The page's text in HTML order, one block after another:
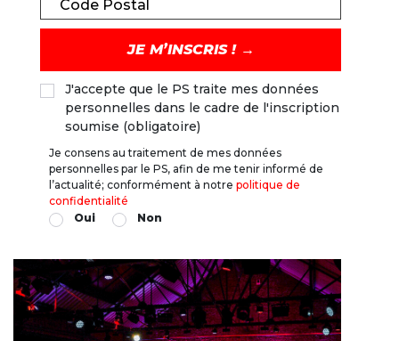
Code Postal
J'accepte que le PS traite mes données
personnelles dans le cadre de l'inscription
soumise (obligatoire)
Je consens au traitement de mes données
personnelles par le PS, afin de me tenir informé de
l’actualité; conformément à notre politique de
confidentialité
Oui
Non